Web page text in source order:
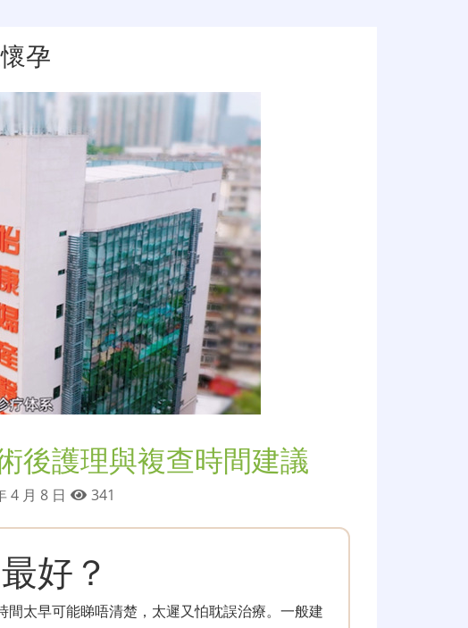
孕
後護理與複查時間建議
4 月 8 日 341
好？
間太早可能睇唔清楚，太遲又怕耽誤治療。一般建